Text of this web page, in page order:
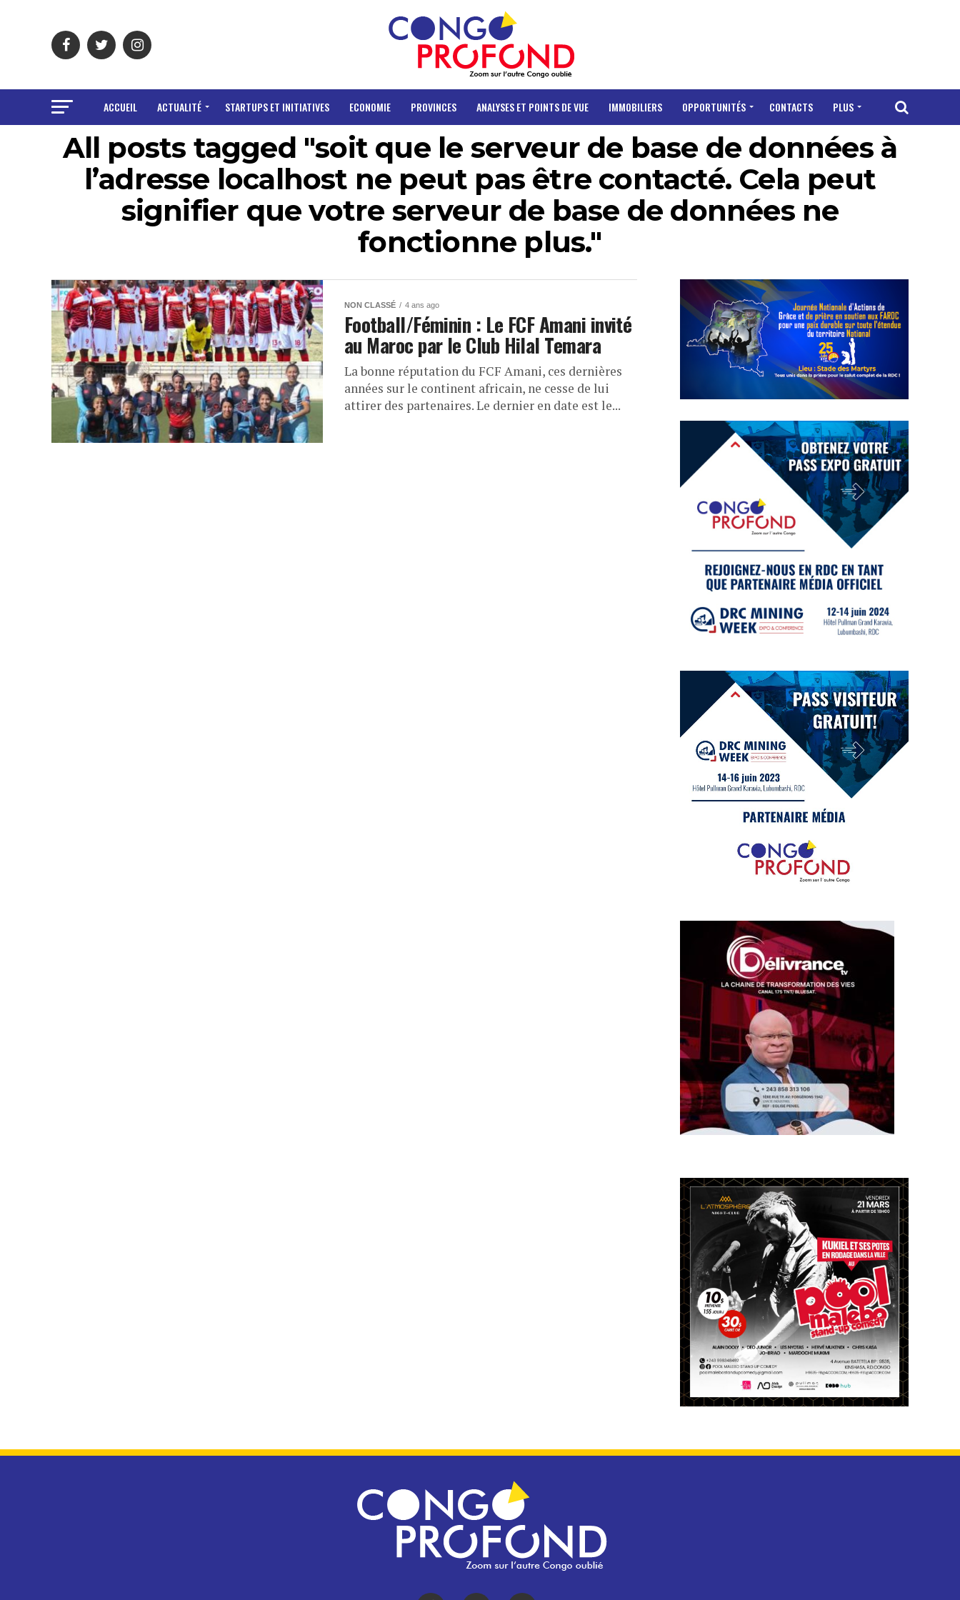
ACCUEIL ACTUALITÉ STARTUPS ET INITIATIVES ECONOMIE PROVINCES ANALYSES ET POINTS DE VUE IMMOBILIERS OPPORTUNITÉS CONTACTS PLUS
All posts tagged "soit que le serveur de base de données à
l’adresse localhost ne peut pas être contacté. Cela peut
signifier que votre serveur de base de données ne
fonctionne plus."
NON CLASSÉ 4 ans ago
Football/Féminin : Le FCF Amani invité
au Maroc par le Club Hilal Temara
La bonne réputation du FCF Amani, ces dernières
années sur le continent africain, ne cesse de lui
attirer des partenaires. Le dernier en date est le...